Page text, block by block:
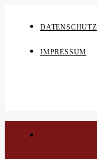
DATENSCHUTZ
IMPRESSUM